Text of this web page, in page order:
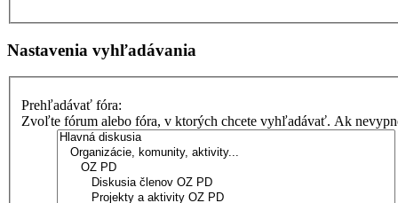
Nastavenia vyhľadávania
Prehľadávať fóra:
Zvoľte fórum alebo fóra, v ktorých chcete vyhľadávať. Ak